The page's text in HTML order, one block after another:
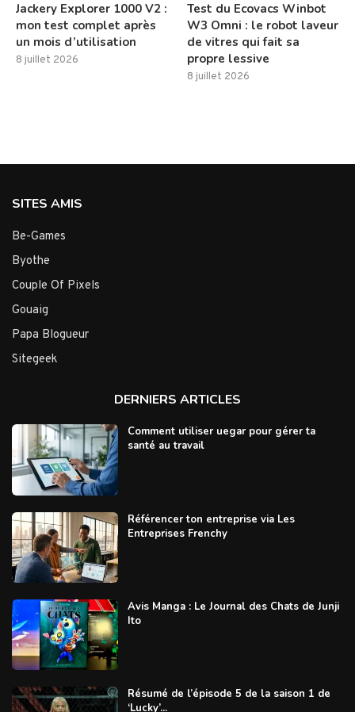
Jackery Explorer 1000 V2 :
mon test complet après
un mois d’utilisation
8 juillet 2026
Test du Ecovacs Winbot
W3 Omni : le robot laveur
de vitres qui fait sa
propre lessive
8 juillet 2026
SITES AMIS
Be-Games
Byothe
Couple Of Pixels
Gouaig
Papa Blogueur
Sitegeek
DERNIERS ARTICLES
Comment utiliser uegar pour gérer ta
santé au travail
Référencer ton entreprise via Les
Entreprises Frenchy
Avis Manga : Le Journal des Chats de Junji
Ito
Résumé de l’épisode 5 de la saison 1 de
‘Lucky’...